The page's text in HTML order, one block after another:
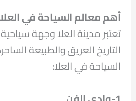
أهم معالم السياحة في العلا
تعتبر مدينة العلا وجهة
التاريخ العريق والطبيعة
السياحة في العلا: